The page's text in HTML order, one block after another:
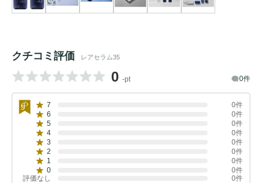
クチコミ評価 レアセラム35
0 -pt 0件
7
0件
6
0件
5
0件
4
0件
3
0件
2
0件
1
0件
0
0件
評価なし
0件